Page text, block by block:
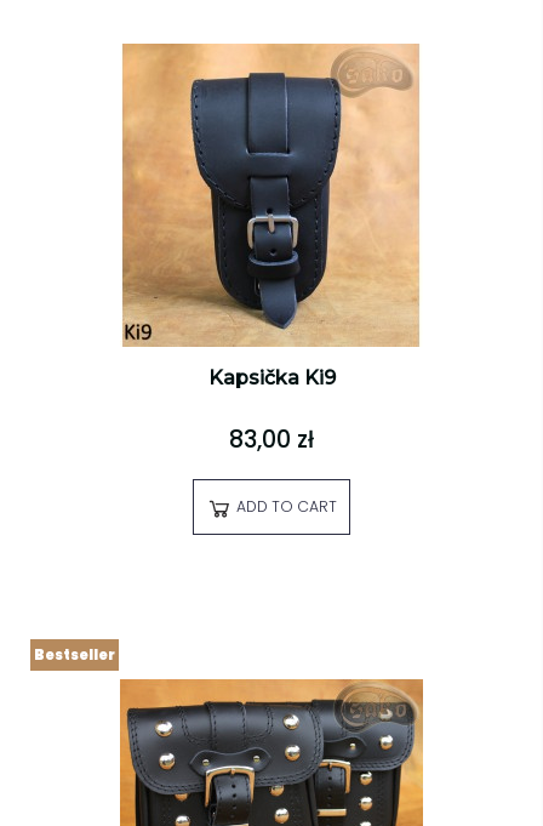
Kapsička Ki9
83,00 zł
ADD TO CART
Bestseller